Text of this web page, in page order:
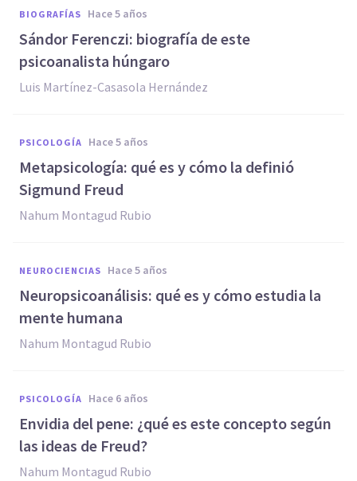
BIOGRAFÍAS hace 5 años
Sándor Ferenczi: biografía de este
psicoanalista húngaro
Luis Martínez-Casasola Hernández
PSICOLOGÍA hace 5 años
Metapsicología: qué es y cómo la definió
Sigmund Freud
Nahum Montagud Rubio
NEUROCIENCIAS hace 5 años
Neuropsicoanálisis: qué es y cómo estudia la
mente humana
Nahum Montagud Rubio
PSICOLOGÍA hace 6 años
Envidia del pene: ¿qué es este concepto según
las ideas de Freud?
Nahum Montagud Rubio